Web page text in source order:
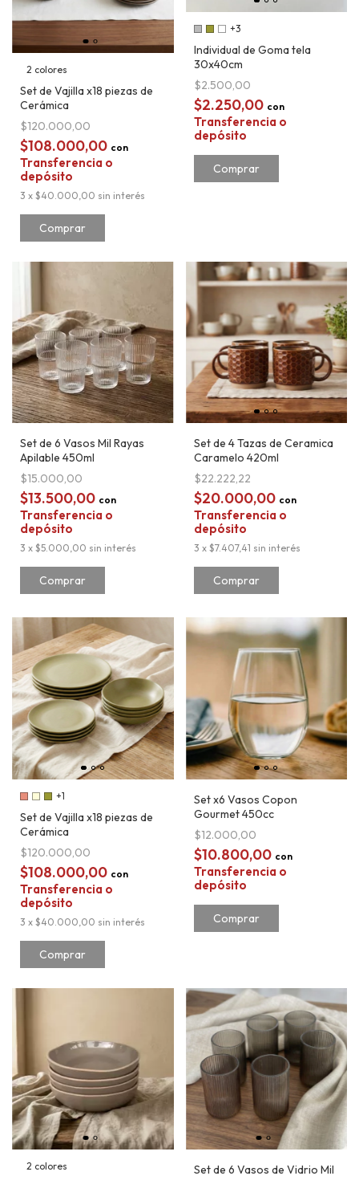
2 colores
Set de Vajilla x18 piezas de
Cerámica
$120.000,00
$108.000,00 con
Transferencia o
depósito
3 x $40.000,00 sin interés
Comprar
+3
Individual de Goma tela
30x40cm
$2.500,00
$2.250,00 con
Transferencia o
depósito
Comprar
Set de 6 Vasos Mil Rayas
Apilable 450ml
$15.000,00
$13.500,00 con
Transferencia o
depósito
3 x $5.000,00 sin interés
Set de 4 Tazas de Ceramica
Caramelo 420ml
$22.222,22
$20.000,00 con
Transferencia o
depósito
3 x $7.407,41 sin interés
Comprar
+1
Set de Vajilla x18 piezas de
Cerámica
$120.000,00
$108.000,00 con
Transferencia o
depósito
3 x $40.000,00 sin interés
Comprar
Set x6 Vasos Copon
Gourmet 450cc
$12.000,00
$10.800,00 con
Transferencia o
depósito
2 colores
Set de 6 Vasos de Vidrio Mil